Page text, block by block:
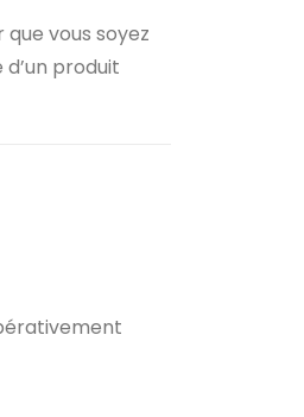
que vous soyez
produit